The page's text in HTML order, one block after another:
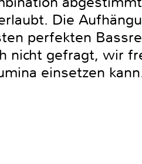
Die
perfekten
nicht gefragt, wir
einsetzen